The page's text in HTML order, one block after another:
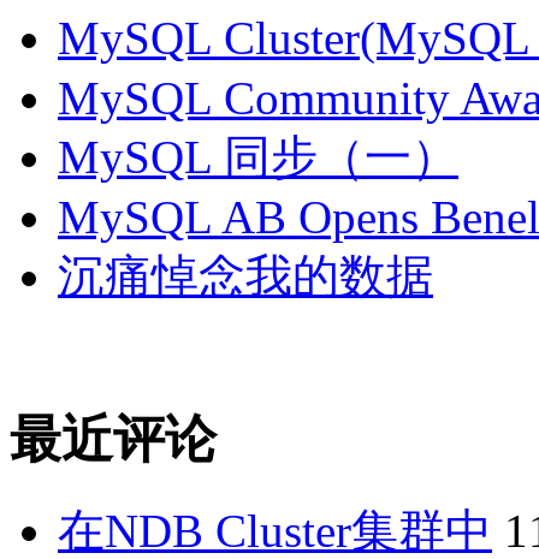
MySQL
MySQL Community
MySQL 同步（一）
MySQL AB Opens
沉痛悼念我的数据
最近评论
在NDB Cluster集群中